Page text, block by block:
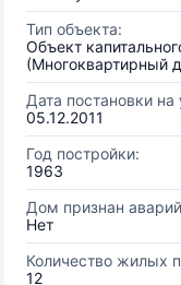
Тип объекта:
Объект
(Многоквартирный
Дата постановки на
05.12.2011
Год постройки:
1963
Дом признан
Нет
Количество жилых
12